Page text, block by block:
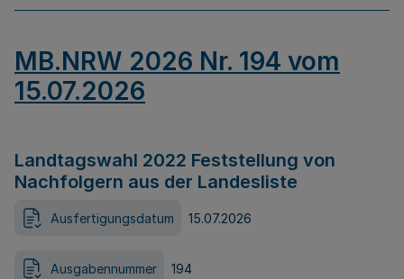
MB.NRW 2026 Nr. 194 vom
15.07.2026
Landtagswahl 2022 Feststellung von
Nachfolgern aus der Landesliste
Ausfertigungsdatum 15.07.2026
Ausgabennummer 194